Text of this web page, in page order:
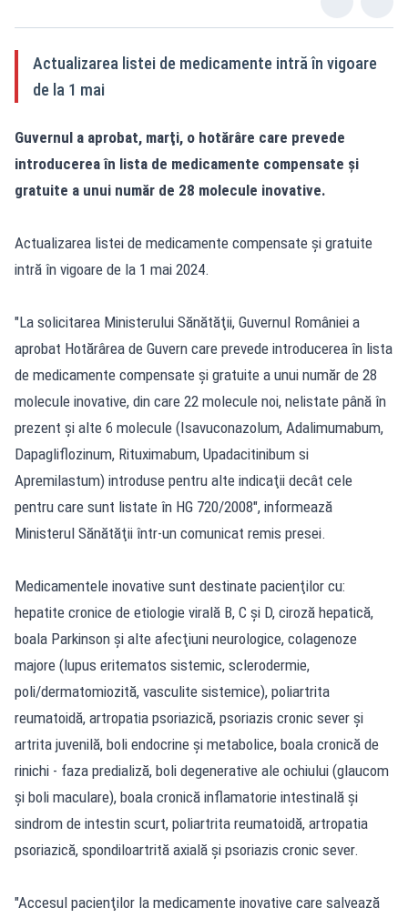
Actualizarea listei de medicamente intră în vigoare
de la 1 mai
Guvernul a aprobat, marţi, o hotărâre care prevede
introducerea în lista de medicamente compensate şi
gratuite a unui număr de 28 molecule inovative.
Actualizarea listei de medicamente compensate şi gratuite
intră în vigoare de la 1 mai 2024.
"La solicitarea Ministerului Sănătăţii, Guvernul României a
aprobat Hotărârea de Guvern care prevede introducerea în lista
de medicamente compensate şi gratuite a unui număr de 28
molecule inovative, din care 22 molecule noi, nelistate până în
prezent şi alte 6 molecule (Isavuconazolum, Adalimumabum,
Dapagliflozinum, Rituximabum, Upadacitinibum si
Apremilastum) introduse pentru alte indicaţii decât cele
pentru care sunt listate în HG 720/2008", informează
Ministerul Sănătăţii într-un comunicat remis presei.
Medicamentele inovative sunt destinate pacienţilor cu:
hepatite cronice de etiologie virală B, C şi D, ciroză hepatică,
boala Parkinson şi alte afecţiuni neurologice, colagenoze
majore (lupus eritematos sistemic, sclerodermie,
poli/dermatomiozită, vasculite sistemice), poliartrita
reumatoidă, artropatia psoriazică, psoriazis cronic sever şi
artrita juvenilă, boli endocrine şi metabolice, boala cronică de
rinichi - faza predializă, boli degenerative ale ochiului (glaucom
şi boli maculare), boala cronică inflamatorie intestinală şi
sindrom de intestin scurt, poliartrita reumatoidă, artropatia
psoriazică, spondiloartrită axială şi psoriazis cronic sever.
"Accesul pacienţilor la medicamente inovative care salvează